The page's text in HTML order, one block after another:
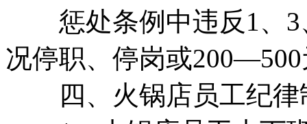
惩处条例中违反1、3
况停职、停岗或
四、火锅店员工纪律